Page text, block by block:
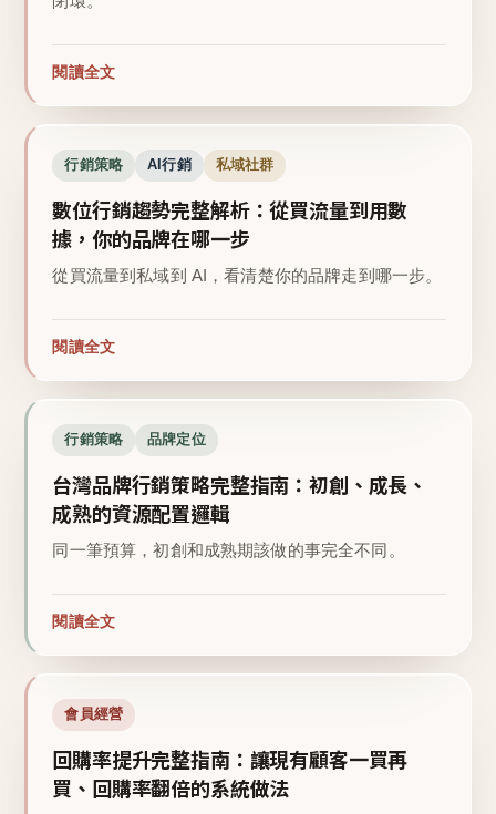
閱讀全文
行銷策略 AI行銷 私域社群
數位行銷趨勢完整解析：從買流量到用數
據，你的品牌在哪一步
從買流量到私域到 AI，看清楚你的品牌走到哪一步。
閱讀全文
行銷策略 品牌定位
台灣品牌行銷策略完整指南：初創、成長、
成熟的資源配置邏輯
同一筆預算，初創和成熟期該做的事完全不同。
閱讀全文
會員經營
回購率提升完整指南：讓現有顧客一買再
買、回購率翻倍的系統做法